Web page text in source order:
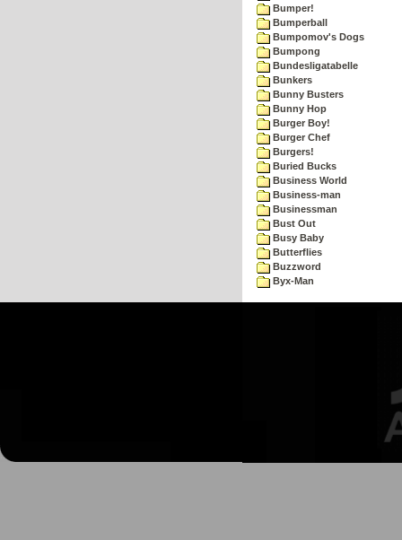
Bumper!
Bumperball
Bumpomov's Dogs
Bumpong
Bundesligatabelle
Bunkers
Bunny Busters
Bunny Hop
Burger Boy!
Burger Chef
Burgers!
Buried Bucks
Business World
Business-man
Businessman
Bust Out
Busy Baby
Butterflies
Buzzword
Byx-Man